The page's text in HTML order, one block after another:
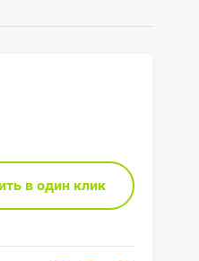
в один клик